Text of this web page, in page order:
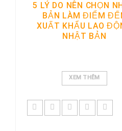
5 LÝ DO NÊN CHỌN
BẢN LÀM ĐIỂM
XUẤT KHẨU LAO
NHẬT BẢN
XEM THÊM